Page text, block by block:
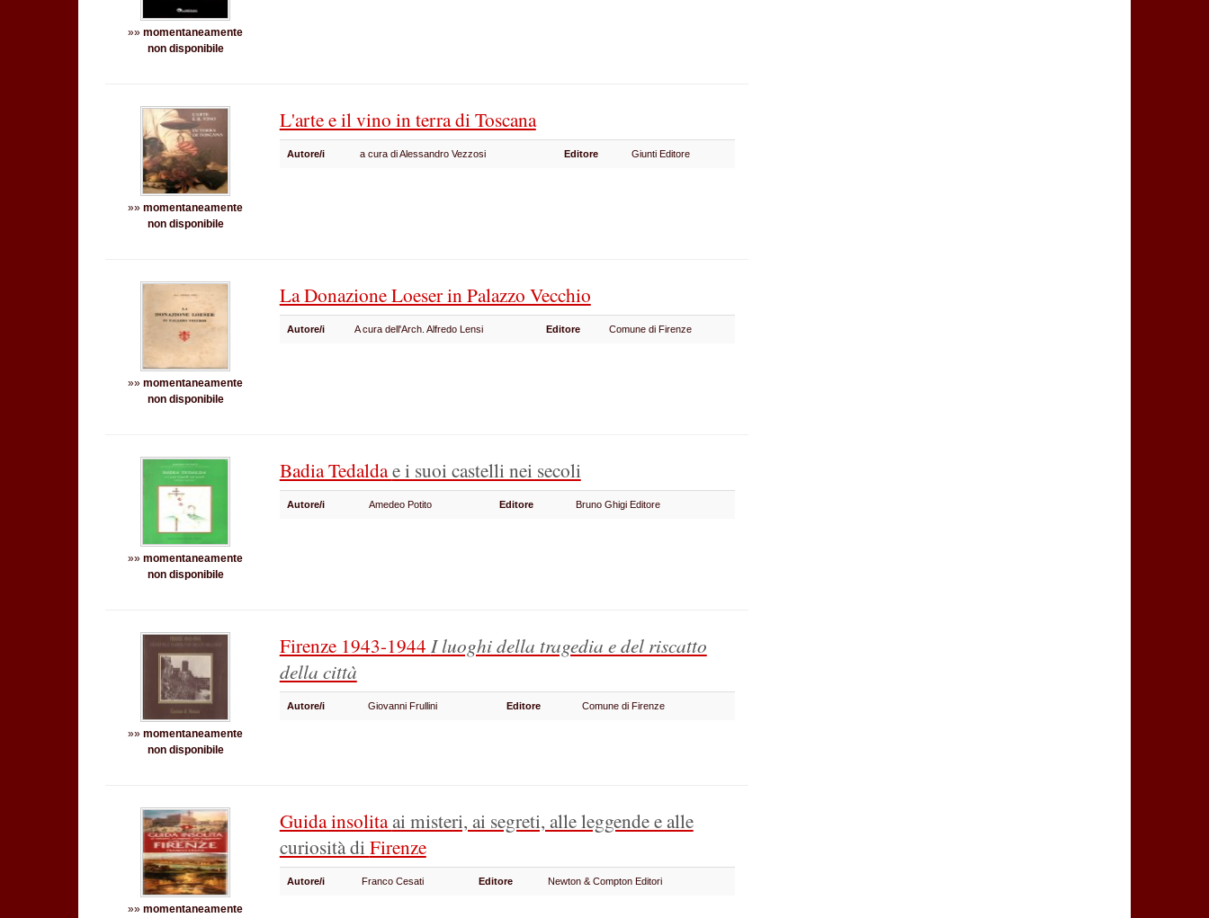
»»momentaneamente
non disponibile
»»momentaneamente
non disponibile
L'arte e il vino in terra di Toscana
Autore/i a cura di Alessandro Vezzosi Editore Giunti Editore
»»momentaneamente
non disponibile
La Donazione Loeser in Palazzo Vecchio
Autore/i A cura dell'Arch. Alfredo Lensi Editore Comune di Firenze
»»momentaneamente
non disponibile
Badia Tedaldae i suoi castelli nei secoli
Autore/i Amedeo Potito Editore Bruno Ghigi Editore
»»momentaneamente
non disponibile
Firenze 1943-1944 I luoghi della tragedia e del riscatto
della città
Autore/i Giovanni Frullini Editore Comune di Firenze
»»momentaneamente
Guida insolitaai misteri, ai segreti, alle leggende e alle
curiosità di Firenze
Autore/i Franco Cesati Editore Newton & Compton Editori